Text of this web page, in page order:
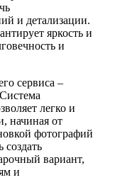
и детализации.
яркость и
и
сервиса –
легко и
начиная от
фотографий
вариант,
и